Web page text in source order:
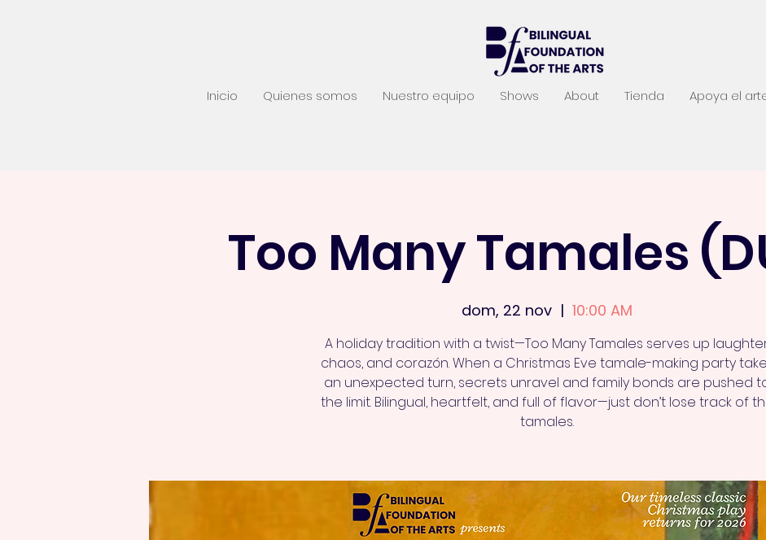
Inicio Quienes somos Nuestro equipo Shows About Tienda Apoya el
Too Many Tamales
dom, 22 nov
  |
10:00 AM
A holiday tradition with a twist—Too Many Tamales serves up
chaos, and corazón. When a Christmas Eve tamale-making party
an unexpected turn, secrets unravel and family bonds are pushed
the limit. Bilingual, heartfelt, and full of flavor—just don’t lose track of
tamales.